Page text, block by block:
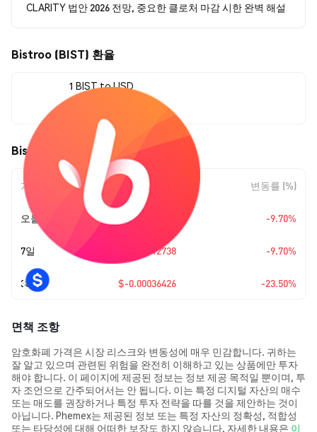
CLARITY 법안 2026 전망, 중요한 클로처 마감 시한 완벽 해설
Bistroo (BIST) 환율
1 BIST to USD
Bistroo (BIST) 가격 움직임
기간 변동 폭 변동률 (%)
오늘 $-0.00012738 -9.70%
7일 $-0.00012738 -9.70%
30일 $-0.00036426 -23.50%
면책 조항
암호화폐 가격은 시장 리스크와 변동성에 매우 민감합니다. 귀하는
잘 알고 있으며 관련된 위험을 완전히 이해하고 있는 상품에만 투자
해야 합니다. 이 페이지에 제공된 정보는 정보 제공 목적일 뿐이며, 투
자 조언으로 간주되어서는 안 됩니다. 이는 특정 디지털 자산의 매수
또는 매도를 권장하거나 특정 투자 전략을 따를 것을 제안하는 것이
아닙니다. Phemex는 제공된 정보 또는 특정 자산의 정확성, 적합성
또는 타당성에 대해 어떠한 보장도 하지 않습니다. 자세한 내용은 이